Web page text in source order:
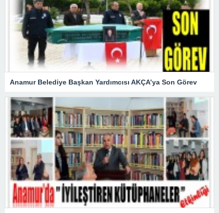
Anamur Belediye Başkan Yardımcısı AKÇA’ya Son Görev